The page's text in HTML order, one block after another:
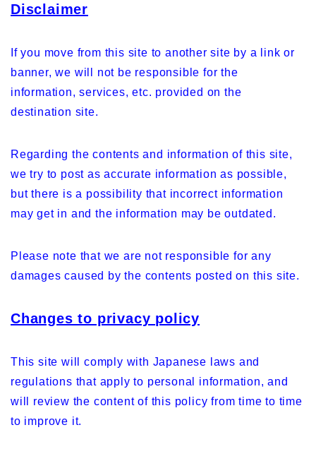
Disclaimer
If you move from this site to another site by a link or
banner, we will not be responsible for the
information, services, etc. provided on the
destination site.
Regarding the contents and information of this site,
we try to post as accurate information as possible,
but there is a possibility that incorrect information
may get in and the information may be outdated.
Please note that we are not responsible for any
damages caused by the contents posted on this site.
Changes to privacy policy
This site will comply with Japanese laws and
regulations that apply to personal information, and
will review the content of this policy from time to time
to improve it.